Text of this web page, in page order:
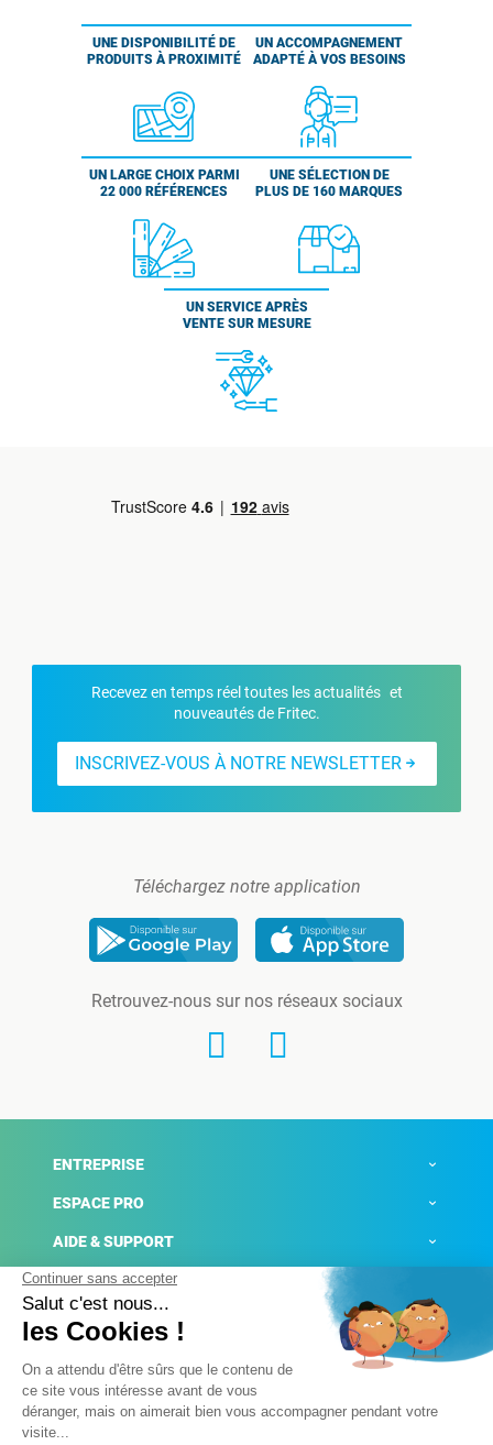
UNE DISPONIBILITÉ DE
PRODUITS À PROXIMITÉ
UN ACCOMPAGNEMENT
ADAPTÉ À VOS BESOINS
UN LARGE CHOIX PARMI
22 000 RÉFÉRENCES
UNE SÉLECTION DE
PLUS DE 160 MARQUES
UN SERVICE APRÈS
VENTE SUR MESURE
Recevez en temps réel toutes les actualités et
nouveautés de Fritec.
INSCRIVEZ-VOUS À NOTRE NEWSLETTER
Téléchargez notre application
Retrouvez-nous sur nos réseaux sociaux
ENTREPRISE
ESPACE PRO
AIDE & SUPPORT
ACTUALITÉS
Mentions légales